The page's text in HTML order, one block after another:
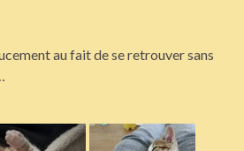
au fait de se retrouver sans